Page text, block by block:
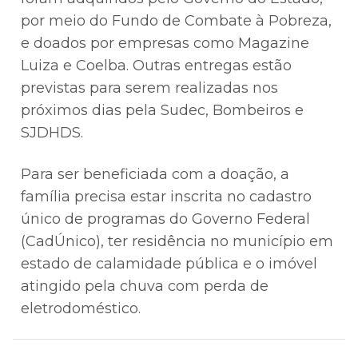
por meio do Fundo de Combate à Pobreza,
e doados por empresas como Magazine
Luiza e Coelba. Outras entregas estão
previstas para serem realizadas nos
próximos dias pela Sudec, Bombeiros e
SJDHDS.
Para ser beneficiada com a doação, a
família precisa estar inscrita no cadastro
único de programas do Governo Federal
(CadÚnico), ter residência no município em
estado de calamidade pública e o imóvel
atingido pela chuva com perda de
eletrodoméstico.